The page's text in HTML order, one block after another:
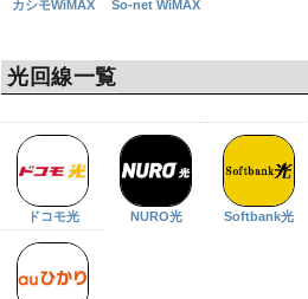
カシモWiMAX So-net WiMAX
光回線一覧
ドコモ光 NURO光 Softbank光